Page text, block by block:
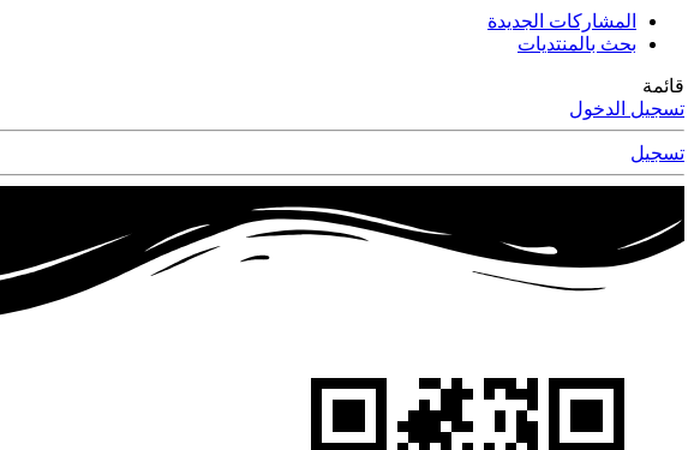
المشاركات الجديدة
بحث بالمنتديات
قائمة
تسجيل الدخول
تسجيل